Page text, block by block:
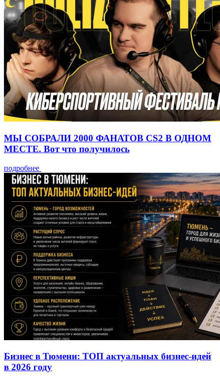
МЫ СОБРАЛИ 2000 ФАНАТОВ CS2 В ОДНОМ
МЕСТЕ. Вот что получилось
подробнее
Бизнес в Тюмени: ТОП актуальных бизнес-идей
в 2026 году